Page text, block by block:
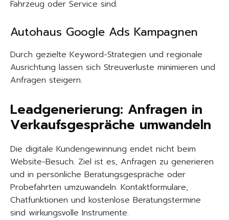
Fahrzeug oder Service sind.
Autohaus Google Ads Kampagnen
Durch gezielte Keyword-Strategien und regionale
Ausrichtung lassen sich Streuverluste minimieren und
Anfragen steigern.
Leadgenerierung: Anfragen in
Verkaufsgespräche umwandeln
Die digitale Kundengewinnung endet nicht beim
Website-Besuch. Ziel ist es, Anfragen zu generieren
und in persönliche Beratungsgespräche oder
Probefahrten umzuwandeln. Kontaktformulare,
Chatfunktionen und kostenlose Beratungstermine
sind wirkungsvolle Instrumente.